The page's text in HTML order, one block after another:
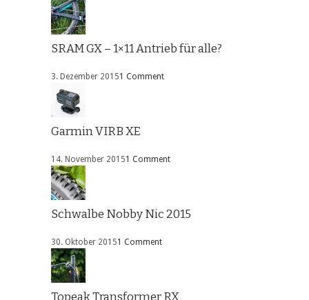
SRAM GX – 1×11 Antrieb für alle?
3. Dezember 20151 Comment
Garmin VIRB XE
14. November 20151 Comment
Schwalbe Nobby Nic 2015
30. Oktober 20151 Comment
Topeak Transformer RX